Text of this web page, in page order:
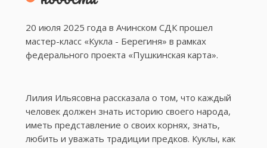
20 июля 2025 года в Ачинском СДК прошел
мастер-класс «Кукла - Берегиня» в рамках
федерального проекта «Пушкинская карта».
Лилия Ильясовна рассказала о том, что каждый
человек должен знать историю своего народа,
иметь представление о своих корнях, знать,
любить и уважать традиции предков. Куклы, как